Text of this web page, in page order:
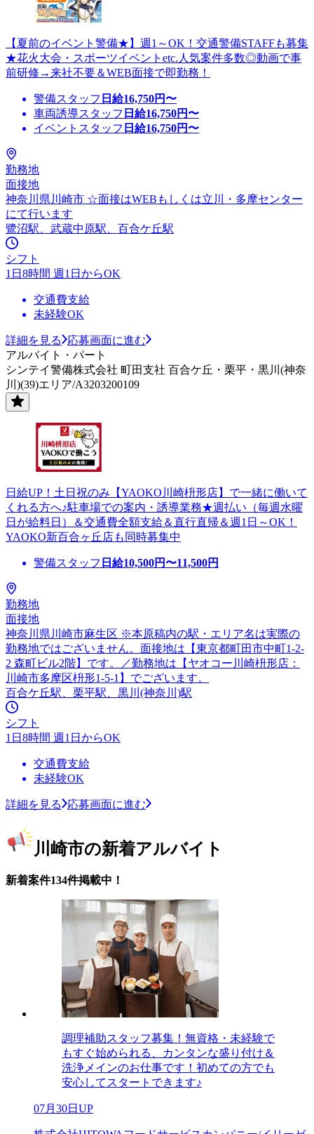
【夏前のイベント警備★】週1～OK！交通警備STAFFも募集
★花火大会・スポーツイベントetc.人気案件多数◎動画で事
前研修→来社不要＆WEB面接で即勤務！
警備スタッフ 日給16,750円〜
車両誘導スタッフ 日給16,750円〜
イベントスタッフ 日給16,750円〜
勤務地
面接地
神奈川県川崎市 ☆面接はWEBもしくは立川・多摩センター
にて行います
鷺沼駅、武蔵中原駅、百合ケ丘駅
シフト
1日8時間 週1日からOK
交通費支給
未経験OK
詳細を見る
応募画面に進む
アルバイト・パート
シンテイ警備株式会社 町田支社 百合ケ丘・栗平・黒川(神奈
川)(39)エリア/A3203200109
日給UP！土日祝のみ【YAOKO川崎枡形店】で一緒に働いて
くれる方へ♪駐車場での案内・誘導業務★週払い（毎週水曜
日が給料日）＆交通費全額支給＆直行直帰＆週1日～OK！
YAOKO新百合ヶ丘店も同時募集中
警備スタッフ 日給10,500円〜11,500円
勤務地
面接地
神奈川県川崎市麻生区 ※本原稿内の駅・エリア名は実際の
勤務地ではございません。面接地は【東京都町田市中町1-2-
2 森町ビル2階】です。／勤務地は【ヤオコー川崎枡形店：
川崎市多摩区枡形1-5-1】でございます。
百合ケ丘駅、栗平駅、黒川(神奈川)駅
シフト
1日8時間 週1日からOK
交通費支給
未経験OK
詳細を見る 応募画面に進む
川崎市の新着アルバイト
新着案件134件掲載中！
調理補助スタッフ募集！無資格・未経験で
もすぐ始められる、カンタンな盛り付け＆
洗浄メインのお仕事です！初めての方でも
安心してスタートできます♪
07月30日UP